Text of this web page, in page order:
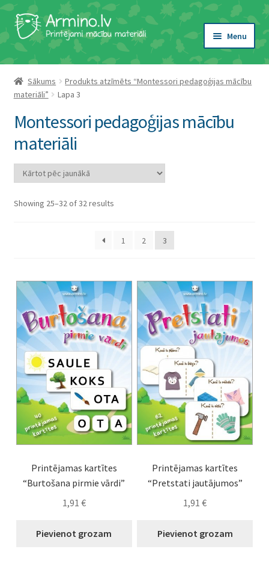
Skip
to
navigation
Skip
to
content
Menu
Tēma
Expand
child
Veids
Vecums
Burtu spēles
Cipari
Gadalaiki
Knaģi
Zilbes
Viesību spēles
Idejas nodarbībām
Sākums
Produkts atzīmēts “Montessori pedagoģijas mācību
materiāli”
Lapa 3
Montessori pedagoģijas mācību
materiāli
Showing 25–32 of 32 resultsSorted
1
2 3
Printējamas kartītes
“Burtošana pirmie vārdi”
1,91 €
Pievienot grozam
Printējamas kartītes
“Pretstati jautājumos”
1,91€
Pievienot grozam